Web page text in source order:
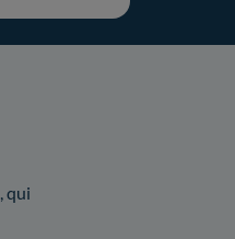
, qui